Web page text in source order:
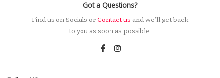
Got a Questions?
Find us on Socials orContact us and we’ll get back
to you as soon as possible.